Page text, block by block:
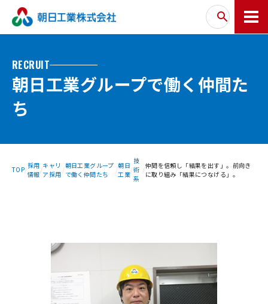
RECRUIT
朝日工業グループで働く仲間た
ち
TOP 採用
情報
キャリ
ア採用
朝日工業グループ
で働く仲間たち
朝日
工業
技
術
系
仲間を信頼し「結果を出す」。前向き
に取り組み「結果につなげる」。